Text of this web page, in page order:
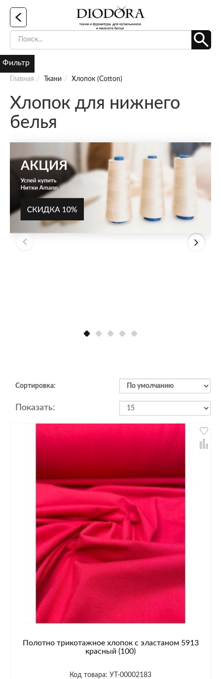
Главная Ткани Хлопок (Cotton)
Хлопок для нижнего
белья
Сортировка:
Показать:
Полотно трикотажное хлопок с эластаном 5913
красный (100)
Код товара: УТ-00002183
Фильтр